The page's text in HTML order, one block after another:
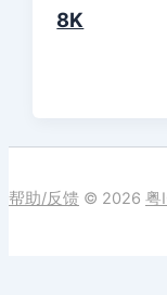
8K
帮助/反馈 © 2026 粤